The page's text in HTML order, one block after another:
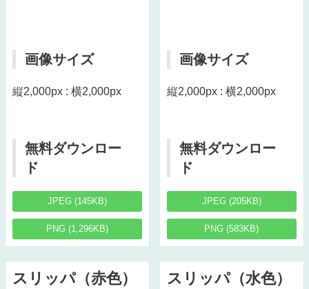
画像サイズ
縦2,000px : 横2,000px
無料ダウンロー
ド
JPEG (145KB)
PNG (1,296KB)
画像サイズ
縦2,000px : 横2,000px
無料ダウンロー
ド
JPEG (205KB)
PNG (583KB)
スリッパ（赤色）
スリッパ（水色）